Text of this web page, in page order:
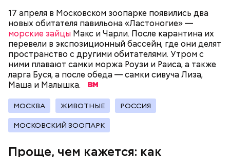
17 апреля в Московском зоопарке появились два
новых обитателя павильона «Ластоногие» —
морские зайцы Макс и Чарли. После карантина их
перевели в экспозиционный бассейн, где они делят
пространство с другими обитателями. Утром с
ними плавают самки моржа Роузи и Раиса, а также
ларга Буся, а после обеда — самки сивуча Лиза,
Маша и Малышка.
МОСКВА ЖИВОТНЫЕ РОССИЯ
МОСКОВСКИЙ ЗООПАРК
Проще, чем кажется: как
скидки для автовладельцев (заправки, мойки
и так далее);
аптеки;
бытовые услуги;
детские товары;
Как найти информацию о льготах и
скидках